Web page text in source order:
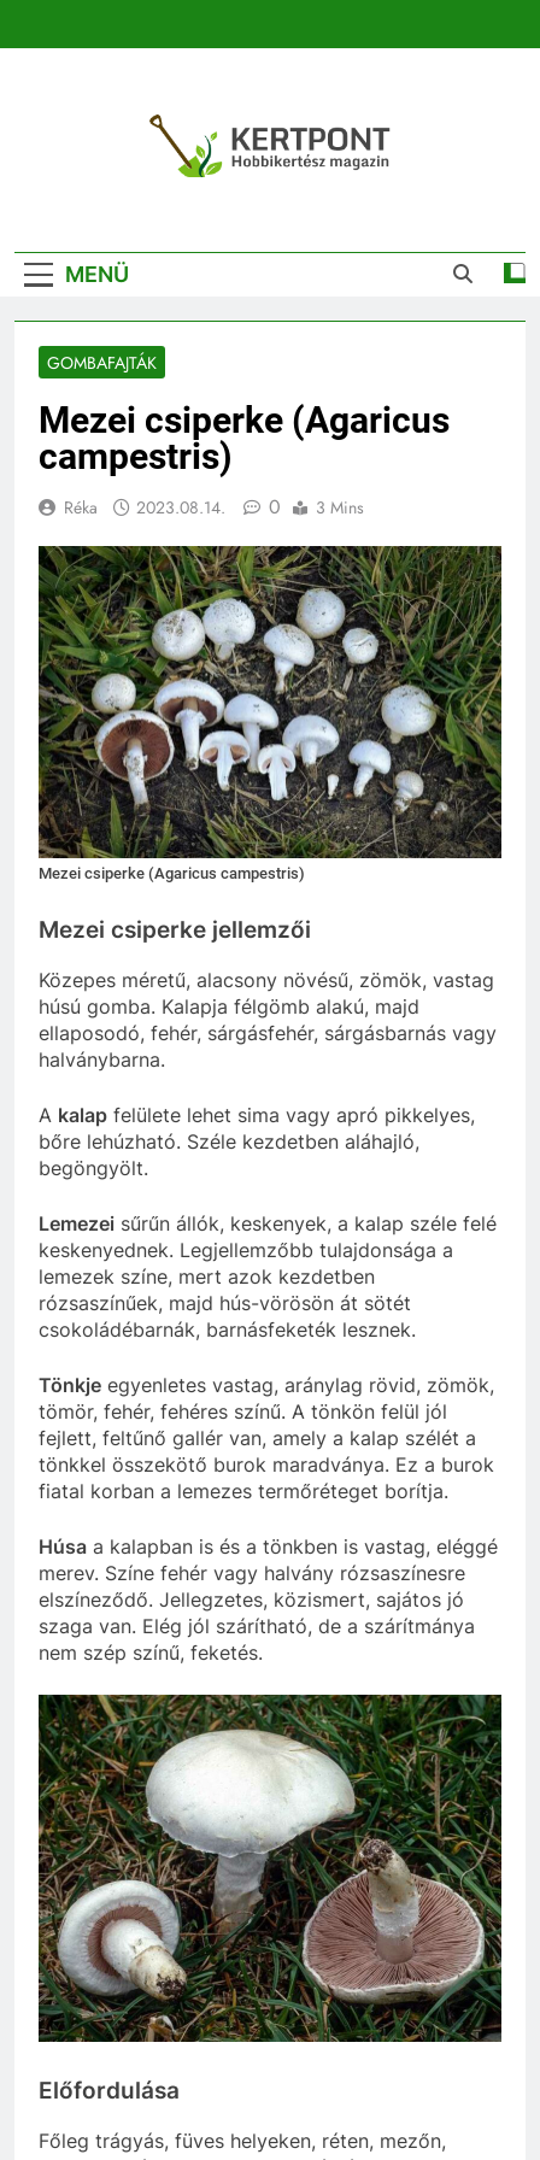
Kertészeti
Magazin |
Növénykereső És
Növényhatározó
MENÜ
GOMBAFAJTÁK
Mezei csiperke (Agaricus
campestris)
Réka 2023.08.14. 0 3 Mins
Mezei csiperke (Agaricus campestris)
Mezei csiperke jellemzői
Közepes méretű, alacsony növésű, zömök, vastag
húsú gomba. Kalapja félgömb alakú, majd
ellaposodó, fehér, sárgásfehér, sárgásbarnás vagy
halványbarna.
A kalap felülete lehet sima vagy apró pikkelyes,
bőre lehúzható. Széle kezdetben aláhajló,
begöngyölt.
Lemezei sűrűn állók, keskenyek, a kalap széle felé
keskenyednek. Legjellemzőbb tulajdonsága a
lemezek színe, mert azok kezdetben
rózsaszínűek, majd hús-vörösön át sötét
csokoládébarnák, barnásfeketék lesznek.
Tönkje egyenletes vastag, aránylag rövid, zömök,
tömör, fehér, fehéres színű. A tönkön felül jól
fejlett, feltűnő gallér van, amely a kalap szélét a
tönkkel összekötő burok maradványa. Ez a burok
fiatal korban a lemezes termőréteget borítja.
Húsa a kalapban is és a tönkben is vastag, eléggé
merev. Színe fehér vagy halvány rózsaszínesre
elszíneződő. Jellegzetes, közismert, sajátos jó
szaga van. Elég jól szárítható, de a szárítmánya
nem szép színű, feketés.
Előfordulása
Főleg trágyás, füves helyeken, réten, mezőn,